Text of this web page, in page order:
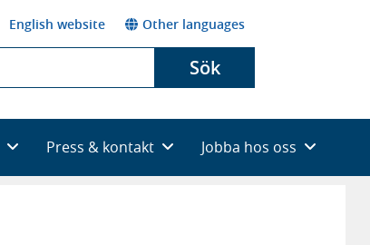
English website Other languages
Sök
Press & kontakt Jobba hos oss